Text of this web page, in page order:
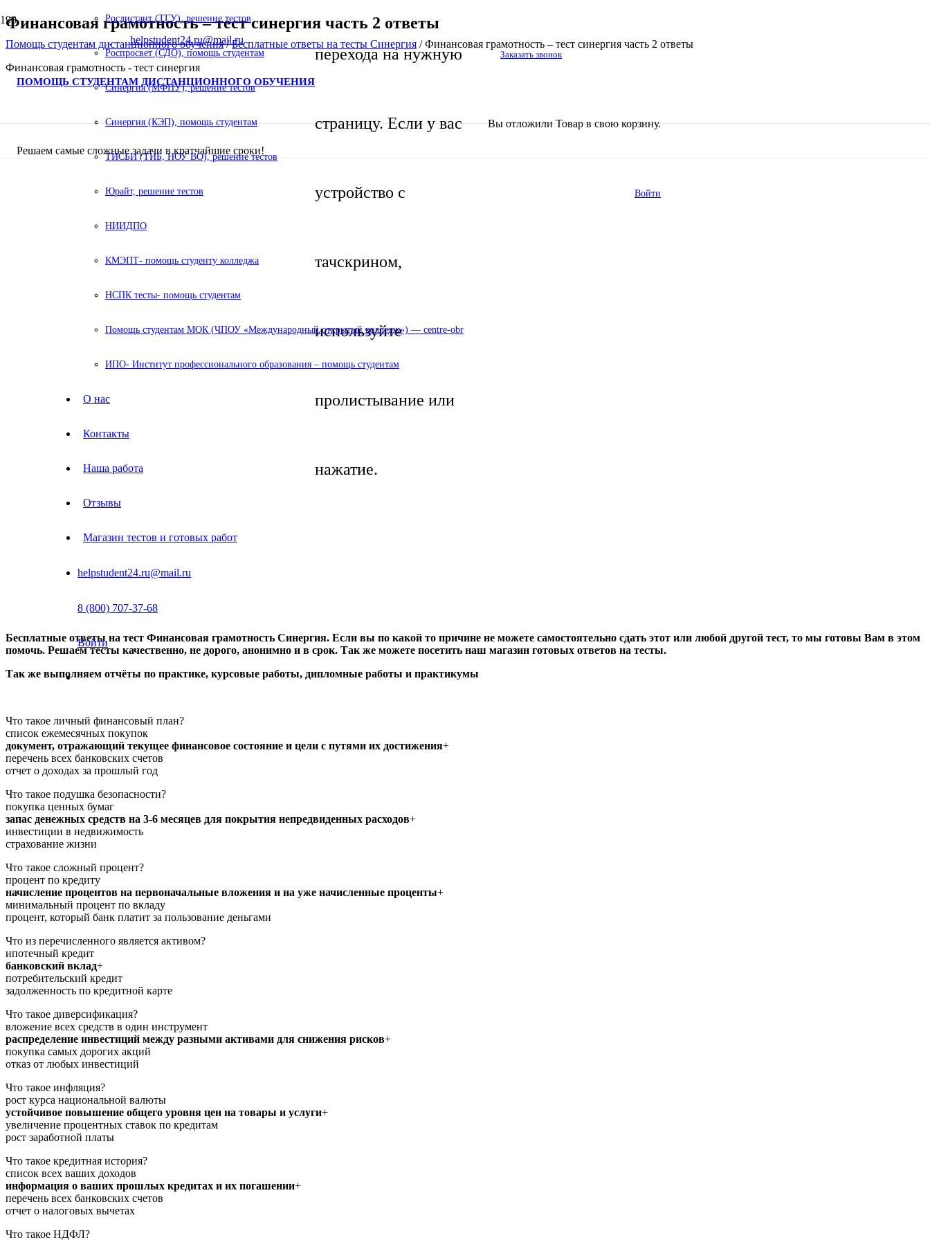
helpstudent24.ru@mail.ru
ПОМОЩЬ СТУДЕНТАМ ДИСТАНЦИОННОГО ОБУЧЕНИЯ
Решаем самые сложные задачи в кратчайшие сроки!
перехода на нужную
страницу. Если у вас
устройство с
тачскрином,
используйте
пролистывание или
нажатие.
Заказать звонок
Вы отложили Товар в свою корзину.
Войти
Росдистант (ТГУ), решение тестов
Роспросвет (СДО), помощь студентам
Синергия (МФПУ), решение тестов
Синергия (КЭП), помощь студентам
ТИСБИ (ТИБ, НОУ ВО), решение тестов
Юрайт, решение тестов
НИИДПО
КМЭПТ- помощь студенту колледжа
НСПК тесты- помощь студентам
Помощь студентам МОК (ЧПОУ «Международный открытый колледж») — centre-obr
ИПО- Институт профессионального образования – помощь студентам
О нас
Контакты
Наша работа
Отзывы
Магазин тестов и готовых работ
helpstudent24.ru@mail.ru
8 (800) 707-37-68
Войти
Финансовая грамотность – тест синергия часть 2 ответы
Помощь студентам дистанционного обучения/Бесплатные ответы на тесты Синергия /Финансовая грамотность – тест синергия часть 2 ответы
Финансовая грамотность - тест синергия
Бесплатные ответы на тест Финансовая грамотность Синергия. Если вы по какой то причине не можете самостоятельно сдать этот или любой другой тест, то мы готовы Вам в этом
помочь. Решаем тесты качественно, не дорого, анонимно и в срок. Так же можете посетить наш магазин готовых ответов на тесты.
Так же выполняем отчёты по практике, курсовые работы, дипломные работы и практикумы
Что такое личный финансовый план?
список ежемесячных покупок
документ, отражающий текущее финансовое состояние и цели с путями их достижения+
перечень всех банковских счетов
отчет о доходах за прошлый год
Что такое подушка безопасности?
покупка ценных бумаг
запас денежных средств на 3-6 месяцев для покрытия непредвиденных расходов+
инвестиции в недвижимость
страхование жизни
Что такое сложный процент?
процент по кредиту
начисление процентов на первоначальные вложения и на уже начисленные проценты+
минимальный процент по вкладу
процент, который банк платит за пользование деньгами
Что из перечисленного является активом?
ипотечный кредит
банковский вклад+
потребительский кредит
задолженность по кредитной карте
Что такое диверсификация?
вложение всех средств в один инструмент
распределение инвестиций между разными активами для снижения рисков+
покупка самых дорогих акций
отказ от любых инвестиций
Что такое инфляция?
рост курса национальной валюты
устойчивое повышение общего уровня цен на товары и услуги+
увеличение процентных ставок по кредитам
рост заработной платы
Что такое кредитная история?
список всех ваших доходов
информация о ваших прошлых кредитах и их погашении+
перечень всех банковских счетов
отчет о налоговых вычетах
Что такое НДФЛ?